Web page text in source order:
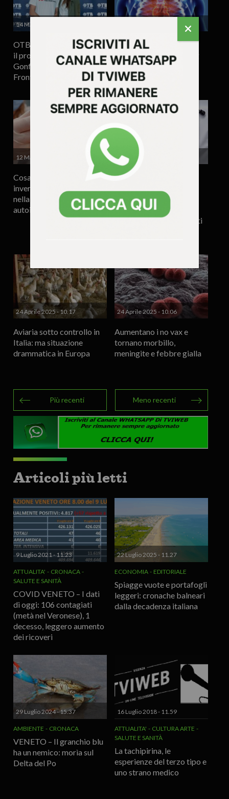
14 Maggio 2025 - 10.58
OTB Foundation sostiene
il progetto Ospedali
Gonfiabili di Medici Senza
Frontiere
Al via in Altopiano il
programma di screening
“Cardio 50”
12 Maggio 2025 - 12.02
Cosa sono i ‘vaccini
inversi’: nuova frontiera
nella cura delle malattie
autoimmuni
28 Aprile 2025 - 17.19
Sanità, campagna di
bronchiolite da Virus
respiratorio sinciziale in
Veneto: ricoveri diminuiti
24 Aprile 2025 - 10.17
Aviaria sotto controllo in
Italia: ma situazione
drammatica in Europa
24 Aprile 2025 - 10.06
Aumentano i no vax e
tornano morbillo,
meningite e febbre gialla
Più recenti Meno recenti
Articoli più letti
9 Luglio 2021 - 11.23
ATTUALITA'
CRONACA
SALUTE E SANITÀ
COVID VENETO – I dati
di oggi: 106 contagiati
(metà nel Veronese), 1
decesso, leggero aumento
dei ricoveri
22 Luglio 2025 - 11.27
ECONOMIA EDITORIALE
Spiagge vuote e portafogli
leggeri: cronache balneari
dalla decadenza italiana
29 Luglio 2024 - 15.37
AMBIENTE CRONACA
VENETO – Il granchio blu
ha un nemico: morìa sul
Delta del Po
16 Luglio 2018 - 11.59
ATTUALITA'
CULTURA ARTE
SALUTE E SANITÀ
La tachipirina, le
esperienze del terzo tipo e
uno strano medico